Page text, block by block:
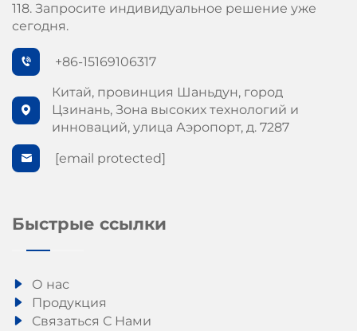
118. Запросите индивидуальное решение уже
сегодня.
+86-15169106317
Китай, провинция Шаньдун, город
Цзинань, Зона высоких технологий и
инноваций, улица Аэропорт, д. 7287
[email protected]
Быстрые ссылки
О нас
Продукция
Связаться С Нами